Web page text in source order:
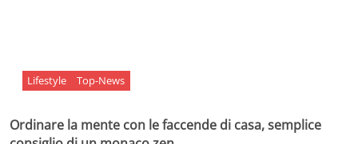
Lifestyle Top-News
Ordinare la mente con le faccende di casa, semplice